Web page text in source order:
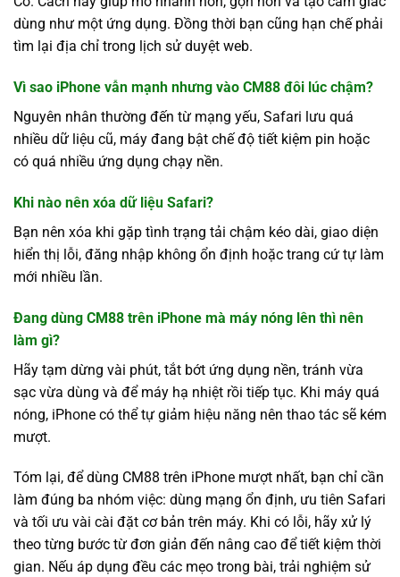
dùng như một ứng dụng. Đồng thời bạn cũng hạn chế phải
tìm lại địa chỉ trong lịch sử duyệt web.
Vì sao iPhone vẫn mạnh nhưng vào CM88 đôi lúc chậm?
Nguyên nhân thường đến từ mạng yếu, Safari lưu quá
nhiều dữ liệu cũ, máy đang bật chế độ tiết kiệm pin hoặc
có quá nhiều ứng dụng chạy nền.
Khi nào nên xóa dữ liệu Safari?
Bạn nên xóa khi gặp tình trạng tải chậm kéo dài, giao diện
hiển thị lỗi, đăng nhập không ổn định hoặc trang cứ tự làm
mới nhiều lần.
Đang dùng CM88 trên iPhone mà máy nóng lên thì nên
làm gì?
Hãy tạm dừng vài phút, tắt bớt ứng dụng nền, tránh vừa
sạc vừa dùng và để máy hạ nhiệt rồi tiếp tục. Khi máy quá
nóng, iPhone có thể tự giảm hiệu năng nên thao tác sẽ kém
mượt.
Tóm lại, để dùng CM88 trên iPhone mượt nhất, bạn chỉ cần
làm đúng ba nhóm việc: dùng mạng ổn định, ưu tiên Safari
và tối ưu vài cài đặt cơ bản trên máy. Khi có lỗi, hãy xử lý
theo từng bước từ đơn giản đến nâng cao để tiết kiệm thời
gian. Nếu áp dụng đều các mẹo trong bài, trải nghiệm sử